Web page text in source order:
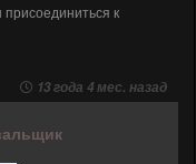
присоединиться к
13 года 4 мес. назад